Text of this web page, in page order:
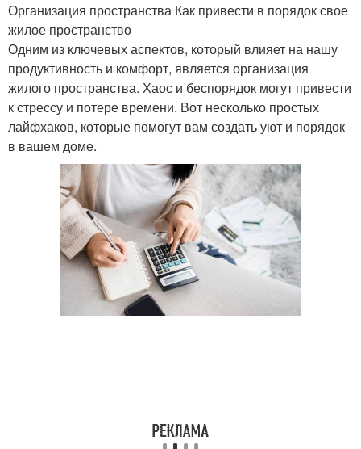
Организация пространства Как привести в порядок свое
жилое пространство
Одним из ключевых аспектов, который влияет на нашу
продуктивность и комфорт, является организация
жилого пространства. Хаос и беспорядок могут привести
к стрессу и потере времени. Вот несколько простых
лайфхаков, которые помогут вам создать уют и порядок
в вашем доме.